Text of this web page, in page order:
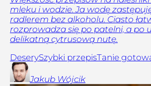
mleku i wodzie. Ja wodę
radlerem bez alkoholu. Ciasto
rozprowadza się po patelni, a po
delikatną cytrusową nutę.
DeserySzybki przepisTanie
Jakub Wójcik